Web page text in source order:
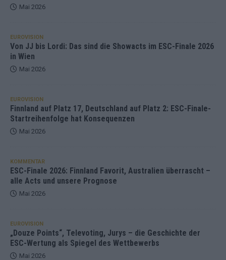
Mai 2026
EUROVISION
Von JJ bis Lordi: Das sind die Showacts im ESC-Finale 2026
in Wien
Mai 2026
EUROVISION
Finnland auf Platz 17, Deutschland auf Platz 2: ESC-Finale-
Startreihenfolge hat Konsequenzen
Mai 2026
KOMMENTAR
ESC-Finale 2026: Finnland Favorit, Australien überrascht –
alle Acts und unsere Prognose
Mai 2026
EUROVISION
„Douze Points“, Televoting, Jurys – die Geschichte der
ESC-Wertung als Spiegel des Wettbewerbs
Mai 2026